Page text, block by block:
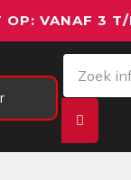
OP: VANAF 3